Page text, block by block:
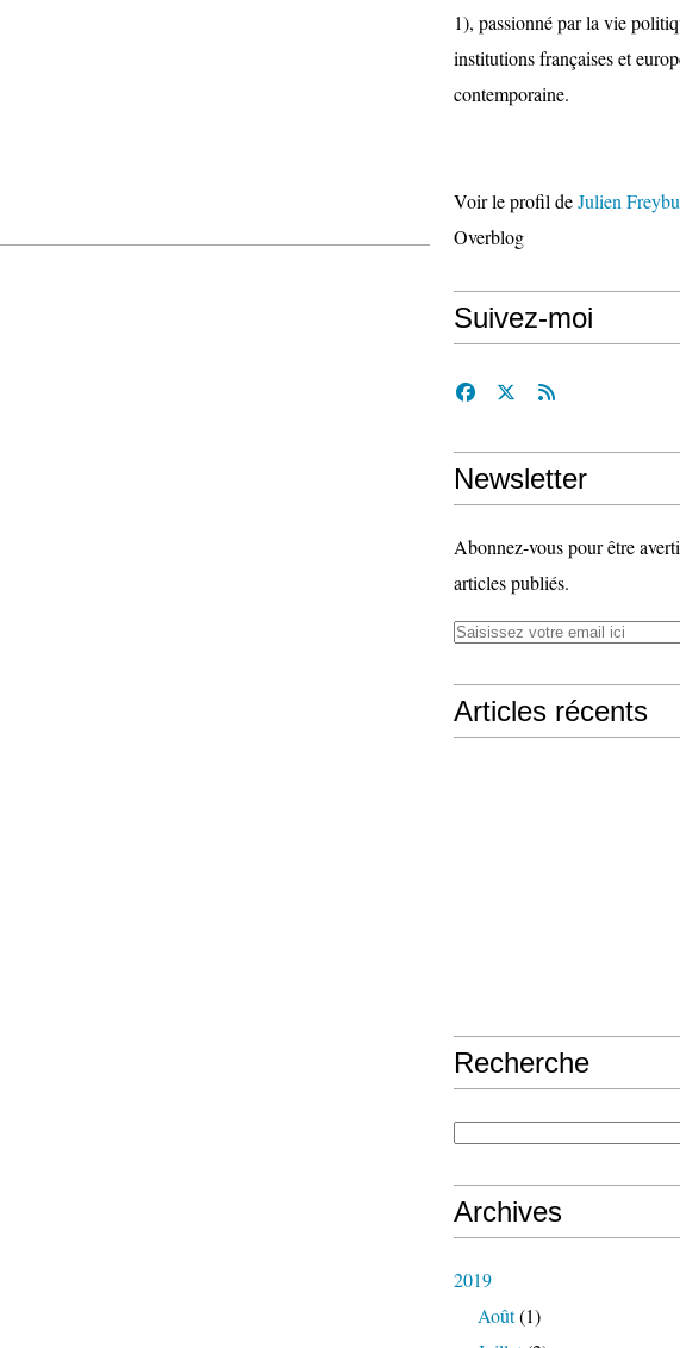
1), passionné par la vie
institutions françaises et
contemporaine.
Voir le profil deJulien
Overblog
Suivez-moi
Newsletter
Abonnez-vous pour être
articles publiés.
Articles récents
Recherche
Archives
2019
Août(1)